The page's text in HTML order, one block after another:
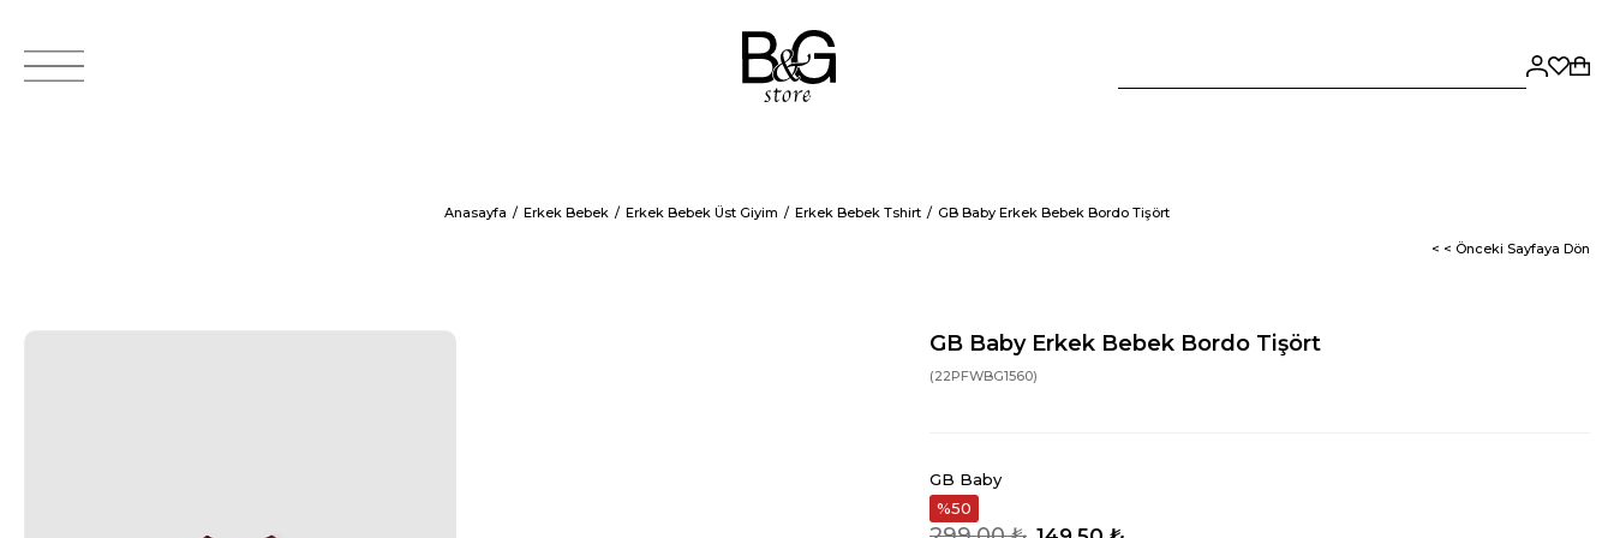
Anasayfa Erkek Bebek Erkek Bebek Üst Giyim Erkek Bebek Tshirt GB Baby Erkek Bebek Bordo Tişört
< < Önceki Sayfaya Dön
GB Baby Erkek Bebek Bordo Tişört
(22PFWBG1560)
GB Baby
50